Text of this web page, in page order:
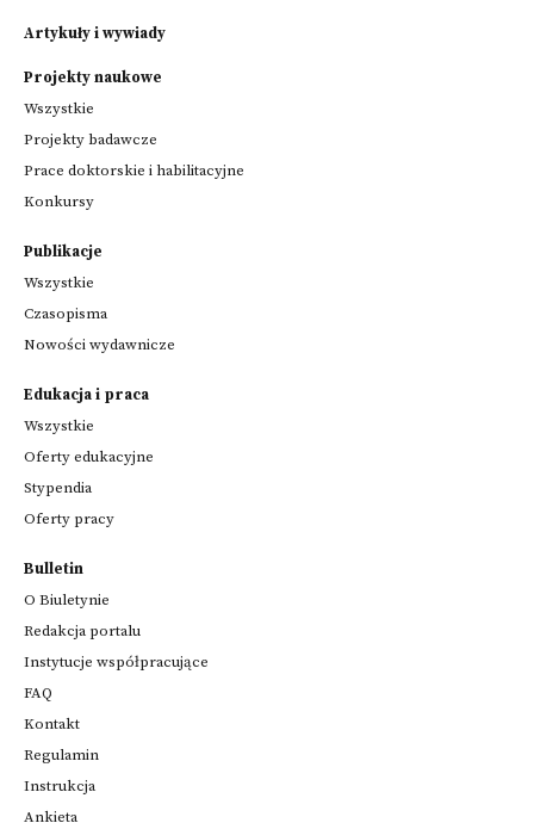
Artykuły i wywiady
Projekty naukowe
Wszystkie
Projekty badawcze
Prace doktorskie i habilitacyjne
Konkursy
Publikacje
Wszystkie
Czasopisma
Nowości wydawnicze
Edukacja i praca
Wszystkie
Oferty edukacyjne
Stypendia
Oferty pracy
Bulletin
O Biuletynie
Redakcja portalu
Instytucje współpracujące
FAQ
Kontakt
Regulamin
Instrukcja
Ankieta